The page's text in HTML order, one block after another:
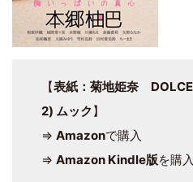
【表紙：菊地姫奈
2) ムック 】
⇒ Amazonで購入
⇒ Amazon Kindle版を購入